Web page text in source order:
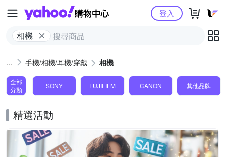
Yahoo購物中心
相機
登入
手機/相機/耳機/穿戴 相機
全部
分類
SONY FUJIFILM CANON 其他品牌
精選活動